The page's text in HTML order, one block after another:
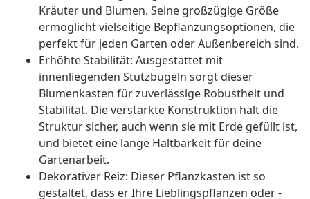
Kräuter und Blumen. Seine großzügige Größe
ermöglicht vielseitige Bepflanzungsoptionen, die
perfekt für jeden Garten oder Außenbereich sind.
Erhöhte Stabilität: Ausgestattet mit
innenliegenden Stützbügeln sorgt dieser
Blumenkasten für zuverlässige Robustheit und
Stabilität. Die verstärkte Konstruktion hält die
Struktur sicher, auch wenn sie mit Erde gefüllt ist,
und bietet eine lange Haltbarkeit für deine
Gartenarbeit.
Dekorativer Reiz: Dieser Pflanzkasten ist so
gestaltet, dass er Ihre Lieblingspflanzen oder -